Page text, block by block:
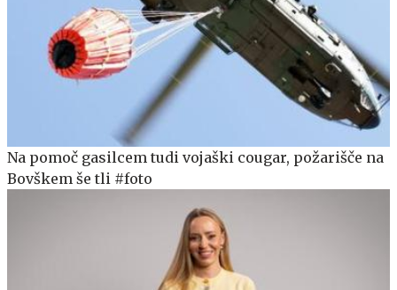
Na pomoč gasilcem tudi vojaški cougar, požarišče na
Bovškem še tli #foto